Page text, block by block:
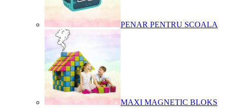
PENAR PENTRU SCOALA
MAXI MAGNETIC BLOKS